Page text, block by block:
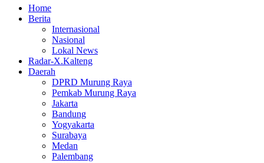
Home
Berita
Internasional
Nasional
Lokal News
Radar-X.Kalteng
Daerah
DPRD Murung Raya
Pemkab Murung Raya
Jakarta
Bandung
Yogyakarta
Surabaya
Medan
Palembang